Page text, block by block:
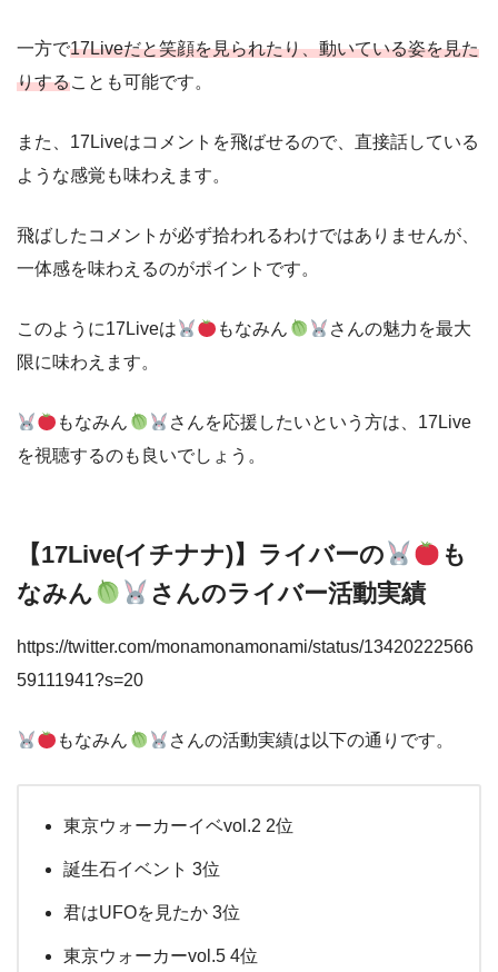
一方で17Liveだと笑顔を見られたり、動いている姿を見た
りすることも可能です。
また、17Liveはコメントを飛ばせるので、直接話している
ような感覚も味わえます。
飛ばしたコメントが必ず拾われるわけではありませんが、
一体感を味わえるのがポイントです。
このように17Liveは もなみん
さんの魅力を最大
限に味わえます。
もなみん
さんを応援したいという方は、17Live
を視聴するのも良いでしょう。
【17Live(イチナナ)】ライバーの
も
なみん
さんのライバー活動実績
https://twitter.com/monamonamonami/status/13420222566
59111941?s=20
もなみん さんの活動実績は以下の通りです。
東京ウォーカーイベvol.2 2位
誕生石イベント 3位
君はUFOを見たか 3位
東京ウォーカーvol.5 4位